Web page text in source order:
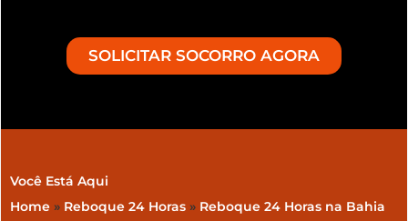
SOLICITAR SOCORRO AGORA
Você Está Aqui
Home » Reboque 24 Horas » Reboque 24 Horas na Bahia